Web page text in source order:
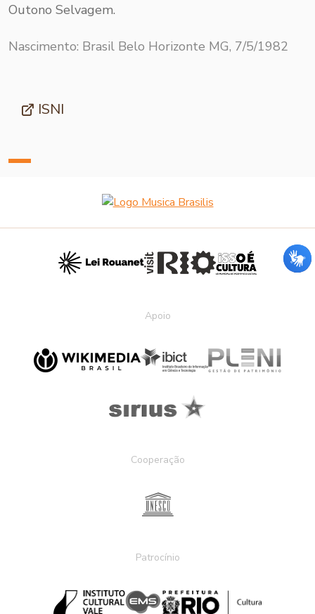
Outono Selvagem.
Nascimento: Brasil Belo Horizonte MG, 7/5/1982
ISNI
Apoio
Cooperação
Patrocínio